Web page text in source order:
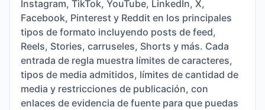
Instagram, TikTok, YouTube, LinkedIn, X,
Facebook, Pinterest y Reddit en los principales
tipos de formato incluyendo posts de feed,
Reels, Stories, carruseles, Shorts y más. Cada
entrada de regla muestra límites de caracteres,
tipos de media admitidos, límites de cantidad de
media y restricciones de publicación, con
enlaces de evidencia de fuente para que puedas